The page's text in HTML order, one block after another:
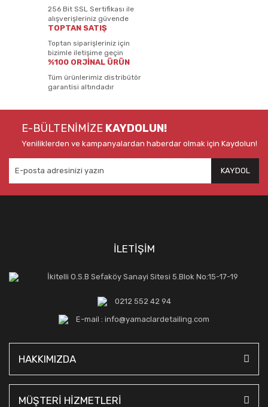
256 Bit SSL Sertifikası ile
alışverişleriniz güvende
TOPTAN SATIŞ
Toptan siparişleriniz için
bizimle iletişime geçin
%100 ORJİNAL ÜRÜN
Tüm ürünlerimiz distribütör
garantisi altındadır
E-BÜLTENİMİZE KAYDOLUN!
Yeniliklerden ve kampanyalardan haberdar olmak için Kaydolun!
KAYDOL
İLETİŞİM
İkitelli O.S.B Sefaköy Sanayi Sitesi 5.Blok No:15-17-19
0212 552 42 94
E-mail : info@yamaclardetailing.com
HAKKIMIZDA
MÜŞTERİ HİZMETLERİ